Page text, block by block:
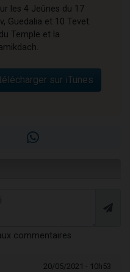
les 4 Jeûnes du 17
Guedalia et 10 Tevet.
Temple et la
sur iTunes
commentaires
20/05/2021 - 10h53